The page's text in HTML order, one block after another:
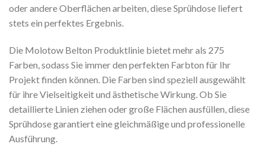
oder andere Oberflächen arbeiten, diese Sprühdose liefert
stets ein perfektes Ergebnis.
Die Molotow Belton Produktlinie bietet mehr als 275
Farben, sodass Sie immer den perfekten Farbton für Ihr
Projekt finden können. Die Farben sind speziell ausgewählt
für ihre Vielseitigkeit und ästhetische Wirkung. Ob Sie
detaillierte Linien ziehen oder große Flächen ausfüllen, diese
Sprühdose garantiert eine gleichmäßige und professionelle
Ausführung.